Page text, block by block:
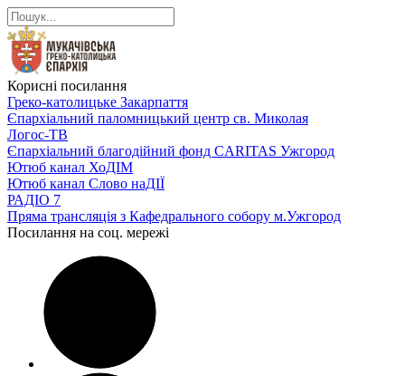
Корисні посилання
Греко-католицьке Закарпаття
Єпархіальний паломницький центр св. Миколая
Логос-ТВ
Єпархіальний благодійний фонд CARITAS Ужгород
Ютюб канал ХоДІМ
Ютюб канал Слово наДІЇ
РАДІО 7
Пряма трансляція з Кафедрального собору м.Ужгород
Посилання на соц. мережі